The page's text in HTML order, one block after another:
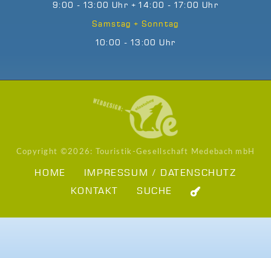
9:00 - 13:00 Uhr + 14:00 - 17:00 Uhr
Samstag + Sonntag
10:00 - 13:00 Uhr
Copyright ©2026: Touristik-Gesellschaft Medebach mbH
HOME
IMPRESSUM / DATENSCHUTZ
KONTAKT
SUCHE